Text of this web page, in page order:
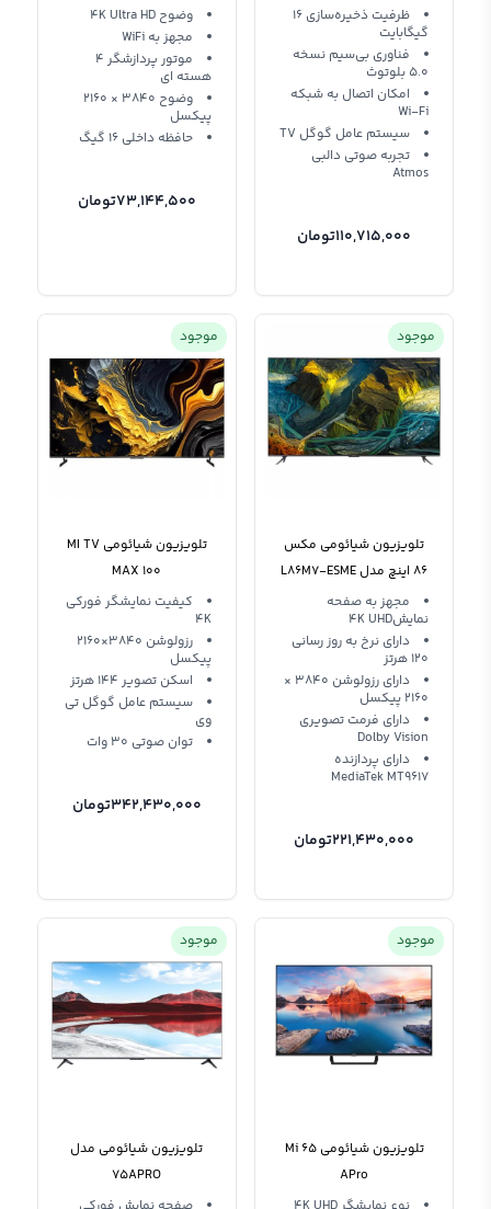
ظرفیت ذخیره‌سازی 16
گیگابایت
فناوری بی‌سیم نسخه
5.0 بلوتوث
امکان اتصال به شبکه
Wi-Fi
سیستم عامل گوگل TV
تجربه صوتی دالبی
Atmos
110,715,000تومان
L65M5-5ASPوضوح 4K Ultra HD
مجهز به WiFi
موتور پردازشگر 4
هسته ای
وضوح 3840 × 2160
پیکسل
حافظه داخلی 16 گیگ
73,144,500تومان
موجود
تلویزیون شیائومی مکس
86 اینچ مدل L86M7-ESME
Mi Tv MAX 86
مجهز به صفحه
نمایش4K UHD
دارای نرخ به روز رسانی
120 هرتز
دارای رزولوشن 3840 ×
2160 پیکسل
دارای فرمت تصویری
Dolby Vision
دارای پردازنده
MediaTek MT9617
221,430,000تومان
موجود
تلویزیون شیائومی MI TV
MAX 100
کیفیت نمایشگر فورکی
4K
رزولوشن 3840×2160
پیکسل
اسکن تصویر 144 هرتز
سیستم عامل گوگل تی
وی
توان صوتی 30 وات
342,430,000تومان
موجود
تلویزیون شیائومی Mi 65
APro
موجود
تلویزیون شیائومی مدل
75APRO